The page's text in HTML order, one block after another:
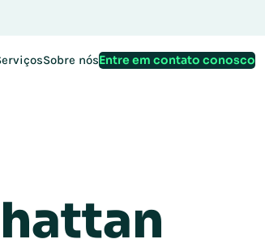
Sobre nósEntre em contato conosco